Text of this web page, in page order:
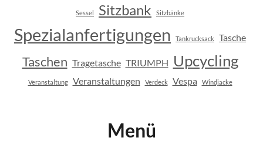
G
Sessel Sitzbank Sitzbänke
Spezialanfertigungen Tankrucksack Tasche
Taschen Tragetasche TRIUMPH Upcycling
Veranstaltung Veranstaltungen Verdeck Vespa Windjacke
Menü